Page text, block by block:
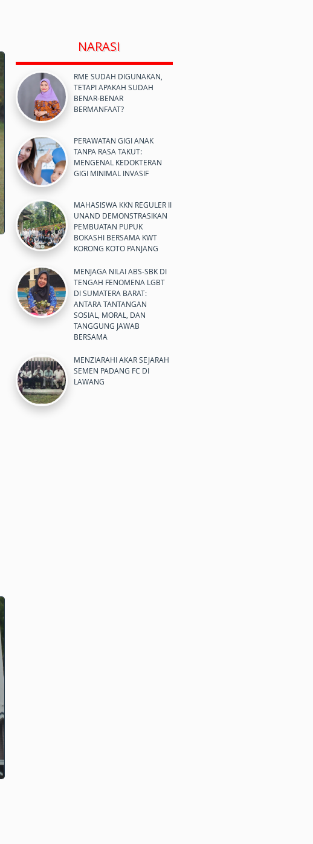
NARASI
RME SUDAH DIGUNAKAN,
TETAPI APAKAH SUDAH
BENAR-BENAR
BERMANFAAT?
PERAWATAN GIGI ANAK
TANPA RASA TAKUT:
MENGENAL KEDOKTERAN
GIGI MINIMAL INVASIF
MAHASISWA KKN REGULER II
UNAND DEMONSTRASIKAN
PEMBUATAN PUPUK
BOKASHI BERSAMA KWT
KORONG KOTO PANJANG
MENJAGA NILAI ABS-SBK DI
TENGAH FENOMENA LGBT
DI SUMATERA BARAT:
ANTARA TANTANGAN
SOSIAL, MORAL, DAN
TANGGUNG JAWAB
BERSAMA
MENZIARAHI AKAR SEJARAH
SEMEN PADANG FC DI
LAWANG